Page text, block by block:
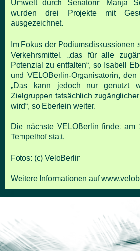
Umwelt durch Senatorin Manja
wurden drei Projekte mit
ausgezeichnet.
Im Fokus der Podiumsdiskussionen
Verkehrsmittel, „das für alle
Potenzial zu entfalten“, so Isabell
und VELOBerlin-Organisatorin, den
„Das kann jedoch nur genutzt
Zielgruppen tatsächlich
wird“, so Eberlein weiter.
Die nächste VELOBerlin findet
Tempelhof statt.
Fotos: (c) VeloBerlin
Weitere Informationen auf